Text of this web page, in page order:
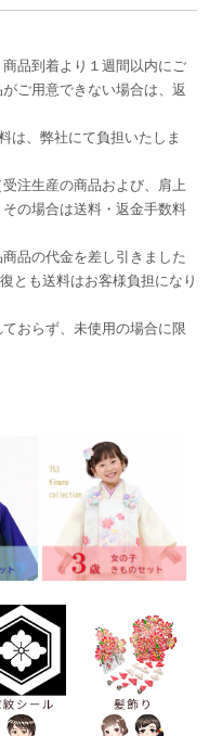
品到着より１週間以内にご
ご用意できない場合は、返
は、弊社にて負担いたしま
注生産の商品および、肩上
の場合は送料・返金手数料
品の代金を差し引きました
とも送料はお客様負担になり
おらず、未使用の場合に限